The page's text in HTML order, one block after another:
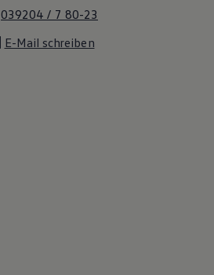
039204 / 7 80-23
E-Mail schreiben